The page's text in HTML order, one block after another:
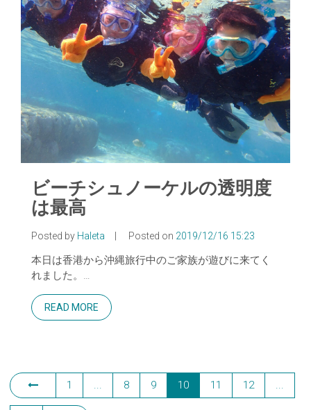
ビーチシュノーケルの透明度
は最高
Posted by Haleta | Posted on 2019/12/16 15:23
本日は香港から沖縄旅行中のご家族が遊びに来てく
れました。…
READ MORE
1 8 9 10 11 12